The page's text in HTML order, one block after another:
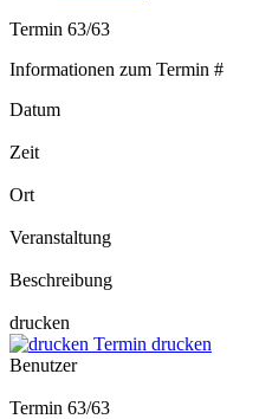
Termin 63/63
Informationen zum Termin #
Datum
Zeit
Ort
Veranstaltung
Beschreibung
drucken
Termin drucken
Benutzer
Termin 63/63